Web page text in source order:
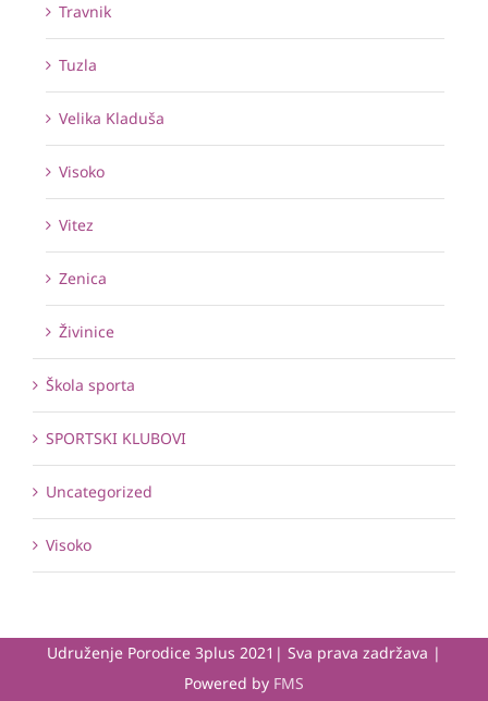
Travnik
Tuzla
Velika Kladuša
Visoko
Vitez
Zenica
Živinice
Škola sporta
SPORTSKI KLUBOVI
Uncategorized
Visoko
Udruženje Porodice 3plus 2021| Sva prava zadržava |
Powered by FMS